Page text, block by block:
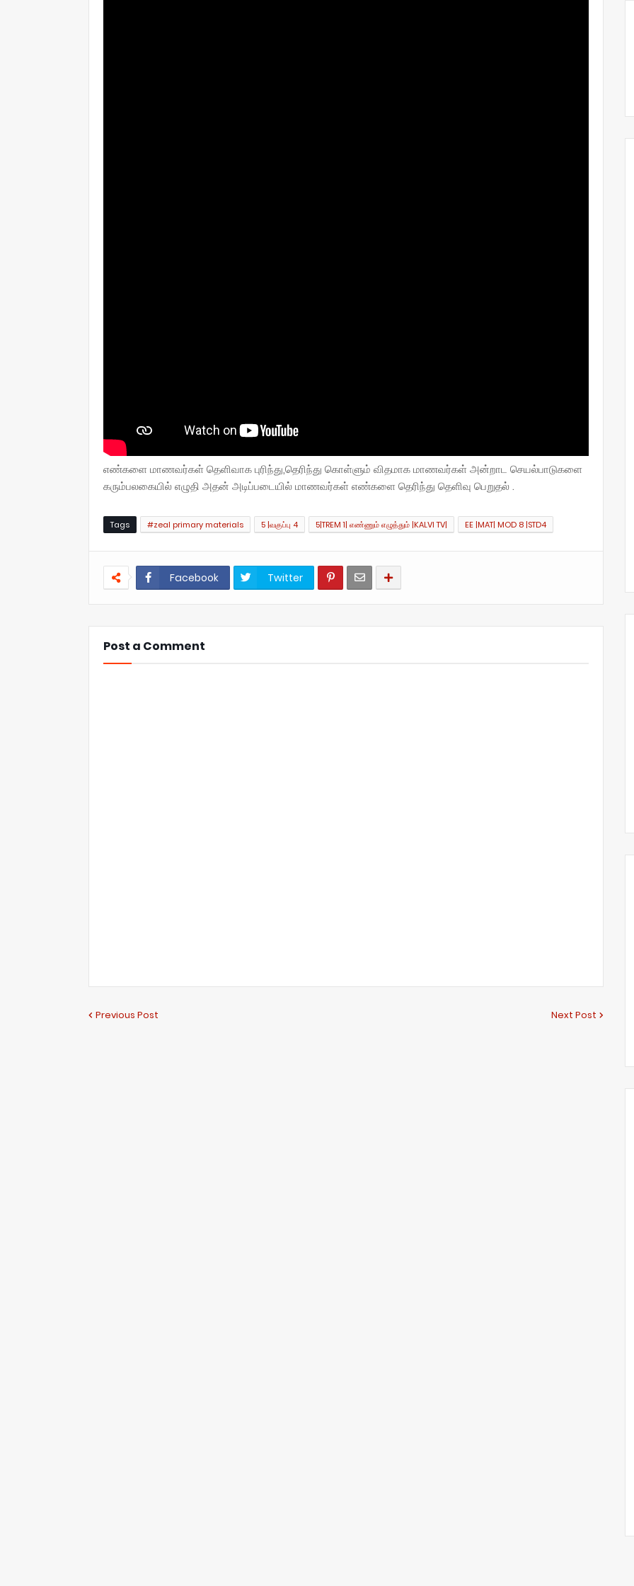
எண்களை மாணவர்கள் தெளிவாக புரிந்து,தெரிந்து கொள்ளும் விதமாக மாணவர்கள் அன்றாட செயல்பாடுகளை
கரும்பலகையில் எழுதி அதன் அடிப்படையில் மாணவர்கள் எண்களை தெரிந்து தெளிவு பெறுதல் .
Tags #zeal primary materials 5 |வகுப்பு 4 5|TREM 1| எண்ணும் எழுத்தும் |KALVI TV| EE |MAT| MOD 8 |STD4
Facebook Twitter
Post a Comment
Previous Post Next Post